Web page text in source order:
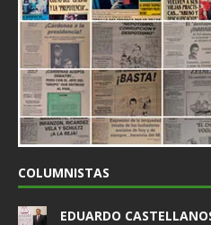
COLUMNISTAS
EDUARDO